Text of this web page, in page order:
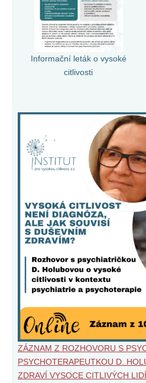
Informační leták o vysoké
citlivosti
ZÁZNAM Z ROZHOVORU S
PSYCHOTERAPEUTKOU D.
ZDRAVÍ VYSOCE CITLIVÝCH